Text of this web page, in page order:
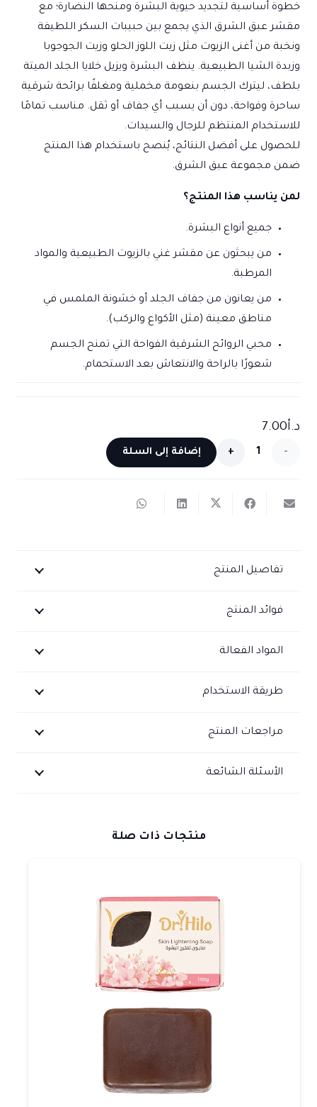
خطوة أساسية لتجديد حيوية البشرة ومنحها النضارة؛ مع
مقشر عبق الشرق الذي يجمع بين حبيبات السكر اللطيفة
ونخبة من أغنى الزيوت مثل زيت اللوز الحلو وزيت الجوجوبا
وزبدة الشيا الطبيعية. ينظف البشرة ويزيل خلايا الجلد الميتة
بلطف، ليترك الجسم بنعومة مخملية ومغلفًا برائحة شرقية
ساحرة وفواحة، دون أن يسبب أي جفاف أو ثقل. مناسب تمامًا
للاستخدام المنتظم للرجال والسيدات.
للحصول على أفضل النتائج، يُنصح باستخدام هذا المنتج
ضمن مجموعة عبق الشرق.
لمن يناسب هذا المنتج؟
جميع أنواع البشرة.
من يبحثون عن مقشر غني بالزيوت الطبيعية والمواد
المرطبة.
من يعانون من جفاف الجلد أو خشونة الملمس في
مناطق معينة (مثل الأكواع والركب).
محبي الروائح الشرقية الفواحة التي تمنح الجسم
شعورًا بالراحة والانتعاش بعد الاستحمام.
د.أ7.00
كمية
الجسم
الشرق
إضافة إلى السلة
تفاصيل المنتج
فوائد المنتج
المواد الفعالة
طريقة الاستخدام
مراجعات المنتج
الأسئلة الشائعة
منتجات ذات صلة